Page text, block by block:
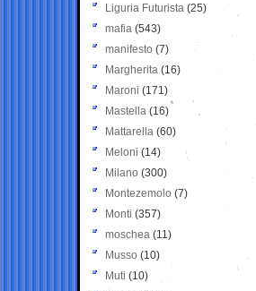
Liguria Futurista (25)
mafia (543)
manifesto (7)
Margherita (16)
Maroni (171)
Mastella (16)
Mattarella (60)
Meloni (14)
Milano (300)
Montezemolo (7)
Monti (357)
moschea (11)
Musso (10)
Muti (10)